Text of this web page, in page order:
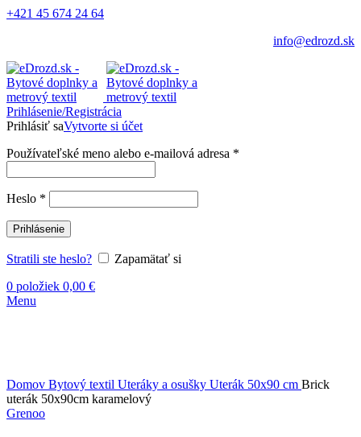
+421 45 674 24 64
info@edrozd.sk
Prihlásenie/Registrácia
Prihlásiť saVytvorte si účet
Používateľské meno alebo e-mailová adresa *
Heslo *
Prihlásenie
Stratili ste heslo?
Zapamätať si
0 položiek 0,00 €
Menu
Domov Bytový textil Uteráky a osušky Uterák 50x90 cm Brick
uterák 50x90cm karamelový
Grenoo